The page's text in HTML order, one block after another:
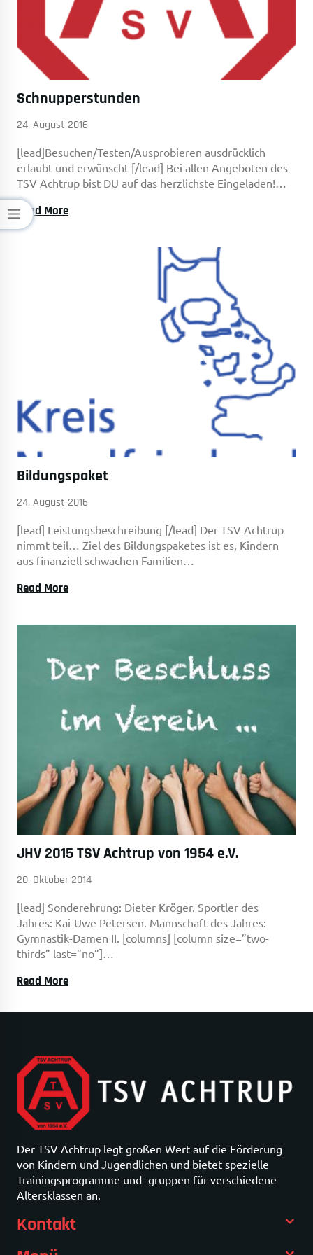
Schnupperstunden
24. August 2016
[lead]Besuchen/Testen/Ausprobieren ausdrücklich
erlaubt und erwünscht [/lead] Bei allen Angeboten des
TSV Achtrup bist DU auf das herzlichste Eingeladen!…
Read MoreSchnupperstunden
Bildungspaket
24. August 2016
[lead] Leistungsbeschreibung [/lead] Der TSV Achtrup
nimmt teil… Ziel des Bildungspaketes ist es, Kindern
aus finanziell schwachen Familien…
Read MoreBildungspaket
JHV 2015 TSV Achtrup von 1954 e.V.
20. Oktober 2014
[lead] Sonderehrung: Dieter Kröger. Sportler des
Jahres: Kai-Uwe Petersen. Mannschaft des Jahres:
Gymnastik-Damen II. [columns] [column size=”two-
thirds” last=”no”]…
Read MoreJHV
TSV
1954
E.V.
Der TSV Achtrup legt großen Wert auf die Förderung
von Kindern und Jugendlichen und bietet spezielle
Trainingsprogramme und -gruppen für verschiedene
Altersklassen an.
Kontakt